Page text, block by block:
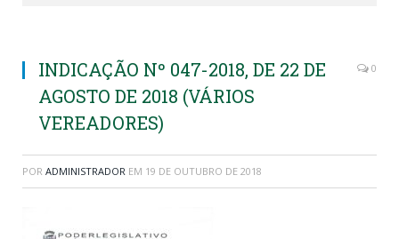
INDICAÇÃO Nº 047-2018, DE 22 DE
AGOSTO DE 2018 (VÁRIOS
VEREADORES)
0
POR ADMINISTRADOR EM 19 DE OUTUBRO DE 2018